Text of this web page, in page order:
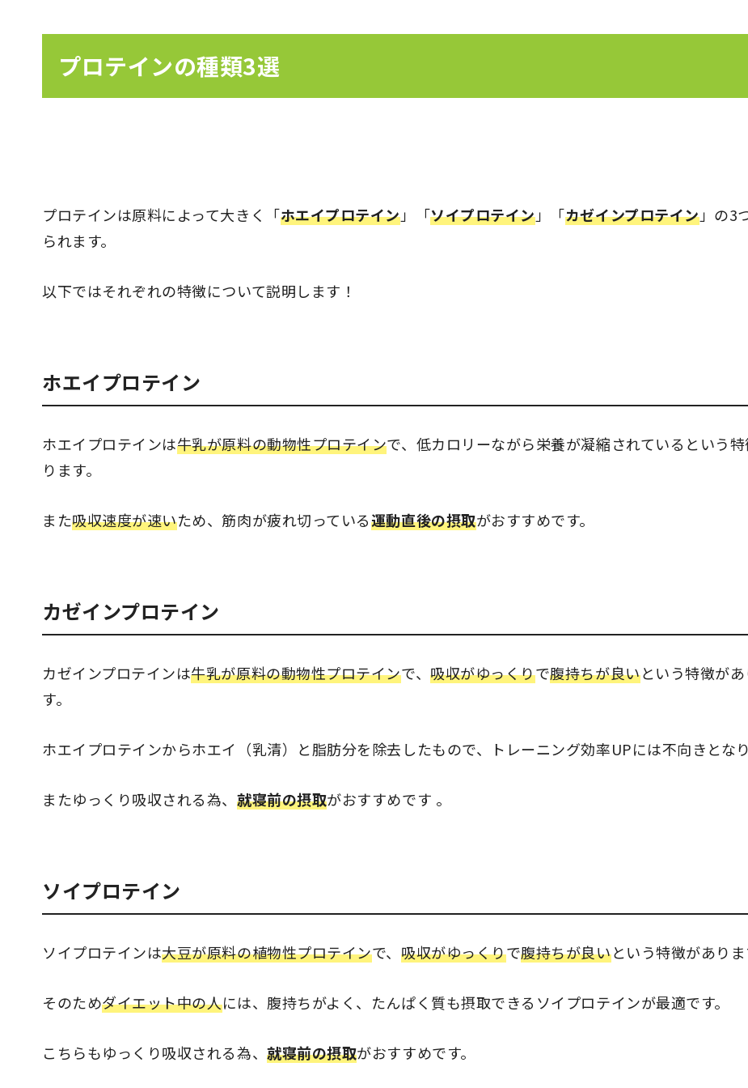
プロテインの種類3選
プロテインは原料によって大きく「ホエイプロテイン」「ソイプロテイン」「カゼインプロテイン」の3
られます。
以下ではそれぞれの特徴について説明します！
ホエイプロテイン
ホエイプロテインは牛乳が原料の動物性プロテインで、低カロリーながら栄養が凝縮されているという
ります。
また吸収速度が速いため、筋肉が疲れ切っている運動直後の摂取がおすすめです。
カゼインプロテイン
カゼインプロテインは牛乳が原料の動物性プロテインで、吸収がゆっくりで腹持ちが良いという特徴があ
す。
ホエイプロテインからホエイ（乳清）と脂肪分を除去したもので、トレーニング効率UPには不向きとなり
またゆっくり吸収される為、就寝前の摂取がおすすめです 。
ソイプロテイン
ソイプロテインは大豆が原料の植物性プロテインで、 吸収がゆっくりで腹持ちが良いという特徴がありま
そのためダイエット中の人には、腹持ちがよく、たんぱく質も摂取できるソイプロテインが最適です。
こちらもゆっくり吸収される為、就寝前の摂取がおすすめです。